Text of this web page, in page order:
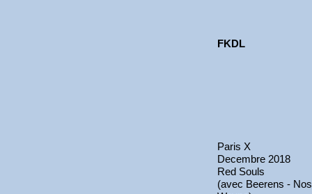
FKDL
Paris X
Decembre 2018
Red Souls
(avec Beerens -